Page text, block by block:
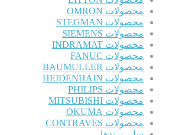
محصولات OMRON
محصولات STEGMAN
محصولات SIEMENS
محصولات INDRAMAT
محصولات FANUC
محصولات BAUMULLER
محصولات HEIDENHAIN
محصولات PHILIPS
محصولات MITSUBISHI
محصولات OKUMA
محصولات CONTRAVES